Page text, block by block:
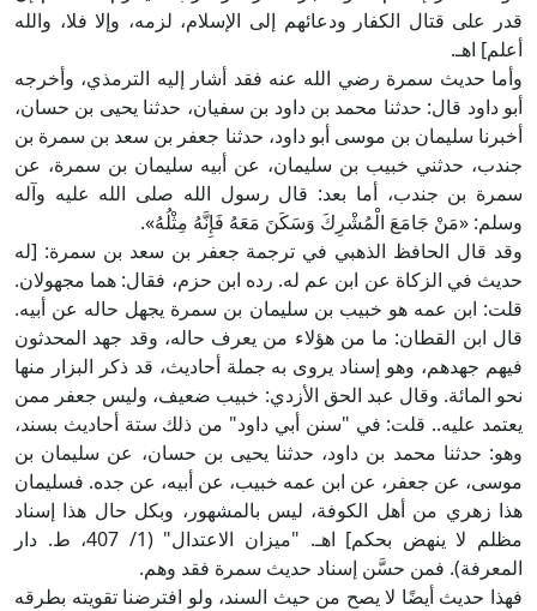
قدر على قتال الكفار ودعائهم إلى الإسلام، لزمه، وإلا فلا، والله
أعلم] اهـ.
وأما حديث سمرة رضي الله عنه فقد أشار إليه الترمذي، وأخرجه
أبو داود قال: حدثنا محمد بن داود بن سفيان، حدثنا يحيى بن حسان،
أخبرنا سليمان بن موسى أبو داود، حدثنا جعفر بن سعد بن سمرة بن
جندب، حدثني خبيب بن سليمان، عن أبيه سليمان بن سمرة، عن
سمرة بن جندب، أما بعد: قال رسول الله صلى الله عليه وآله
وسلم: «مَنْ جَامَعَ الْمُشْرِكَ وَسَكَنَ مَعَهُ فَإِنَّهُ مِثْلُهُ».
وقد قال الحافظ الذهبي في ترجمة جعفر بن سعد بن سمرة: [له
حديث في الزكاة عن ابن عم له. رده ابن حزم، فقال: هما مجهولان.
قلت: ابن عمه هو خبيب بن سليمان بن سمرة يجهل حاله عن أبيه.
قال ابن القطان: ما من هؤلاء من يعرف حاله، وقد جهد المحدثون
فيهم جهدهم، وهو إسناد يروى به جملة أحاديث، قد ذكر البزار منها
نحو المائة. وقال عبد الحق الأزدي: خبيب ضعيف، وليس جعفر ممن
يعتمد عليه.. قلت: في "سنن أبي داود" من ذلك ستة أحاديث بسند،
وهو: حدثنا محمد بن داود، حدثنا يحيى بن حسان، عن سليمان بن
موسى، عن جعفر، عن ابن عمه خبيب، عن أبيه، عن جده. فسليمان
هذا زهري من أهل الكوفة، ليس بالمشهور، وبكل حال هذا إسناد
مظلم لا ينهض بحكم] اهـ. "ميزان الاعتدال" (1/ 407، ط. دار
المعرفة). فمن حسَّن إسناد حديث سمرة فقد وهم.
فهذا حديث أيضًا لا يصح من حيث السند، ولو افترضنا تقويته بطرقه